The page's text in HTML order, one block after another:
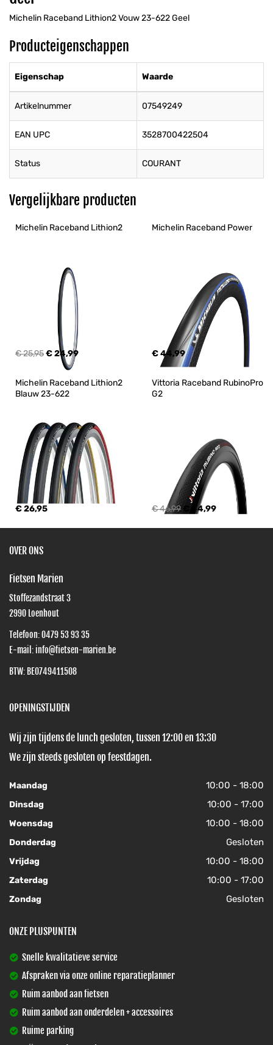
Michelin Raceband Lithion2 Vouw 23-622 Geel
Producteigenschappen
Eigenschap Waarde
Artikelnummer 07549249
EAN UPC 3528700422504
Status COURANT
Vergelijkbare producten
Michelin Raceband Lithion2
€ 25,95€ 24,99
Michelin Raceband Power
€ 44,99
Michelin Raceband Lithion2
Blauw 23-622
€ 26,95
Vittoria Raceband RubinoPro
G2
€ 46,99 € 44,99
OVER ONS
Fietsen Marien
Stoffezandstraat 3
2990 Loenhout
Telefoon:0479 53 93 35
E-mail: info@fietsen-marien.be
BTW: BE0749411508
OPENINGSTIJDEN
Wij zijn tijdens de lunch gesloten, tussen 12:00 en 13:30
We zijn steeds gesloten op feestdagen.
Maandag 10:00 - 18:00
Dinsdag 10:00 - 17:00
Woensdag 10:00 - 18:00
Donderdag Gesloten
Vrijdag 10:00 - 18:00
Zaterdag 10:00 - 17:00
Zondag Gesloten
ONZE PLUSPUNTEN
Snelle kwalitatieve service
Afspraken via onze online reparatieplanner
Ruim aanbod aan fietsen
Ruim aanbod aan onderdelen + accessoires
Ruime parking